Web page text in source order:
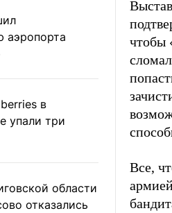
аэропорта
в
упали три
области
отказались
чтобы
Все,